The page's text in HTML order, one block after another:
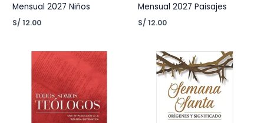
Mensual 2027 Niños
S/ 12.00
Mensual 2027 Paisajes
S/ 12.00